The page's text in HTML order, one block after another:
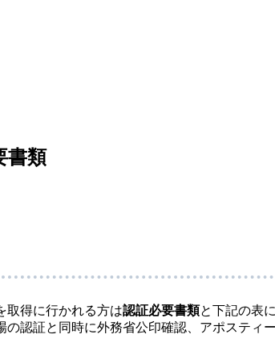
書類
取得に行かれる方は認証必要書類と下記の表
の認証と同時に外務省公印確認、アポスティ